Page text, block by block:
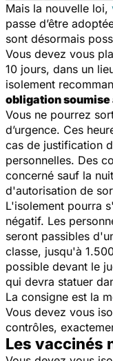
Mais la nouvelle loi,
passe d’être
sont désormais
Vous devez vous
10 jours, dans un
isolement
obligation soumise
Vous ne pourrez
d’urgence. Ces
cas de justification
personnelles. Des
concerné sauf la
d'autorisation de
L'isolement pourra
négatif. Les
seront passibles
classe, jusqu'à
possible devant le
qui devra statuer
La consigne est la
Vous devez vous
contrôles,
Les vaccinés